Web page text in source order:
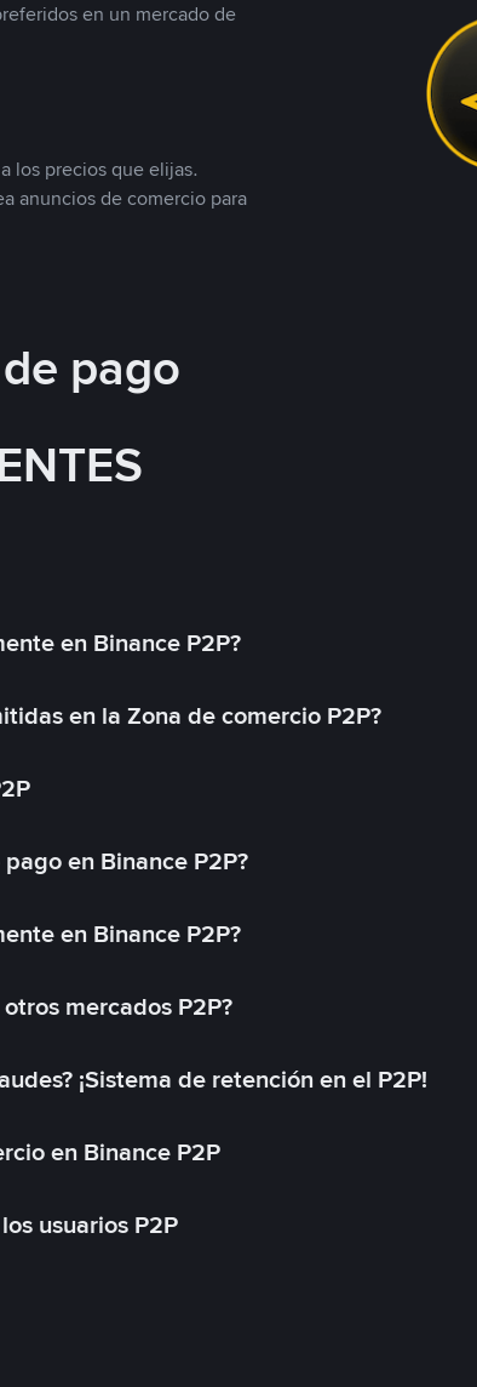
en un mercado de
los precios que elijas.
anuncios de comercio para
pago
en Binance P2P?
en la Zona de comercio P2P?
en Binance P2P?
en Binance P2P?
mercados P2P?
¡Sistema de retención en el P2P!
en Binance P2P
usuarios P2P